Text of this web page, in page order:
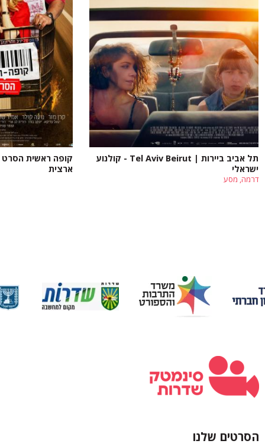
תל אביב ביירות | Tel Aviv Beirut - קולנוע
ישראלי
דרמה, מסע
קופה ראשית הסרט
ארצית
הסרטים שלנו